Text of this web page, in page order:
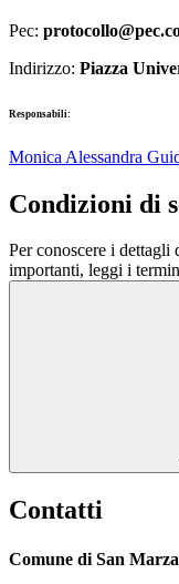
Pec:
Indirizzo: Piazza
Responsabili:
Monica Alessandra
Condizioni di
Per conoscere i dettagli
importanti, leggi i
Contatti
Comune di San